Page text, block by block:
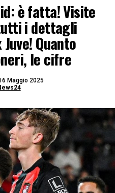
è fatta! Visite
i dettagli
Quanto
le cifre
Maggio 2025